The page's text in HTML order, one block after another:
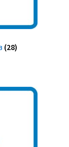
(28)